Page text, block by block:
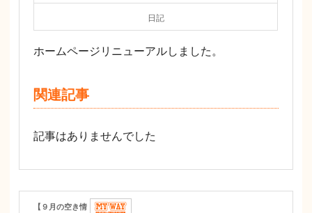
日記
ホームページリニューアルしました。
関連記事
記事はありませんでした
【９月の空き情